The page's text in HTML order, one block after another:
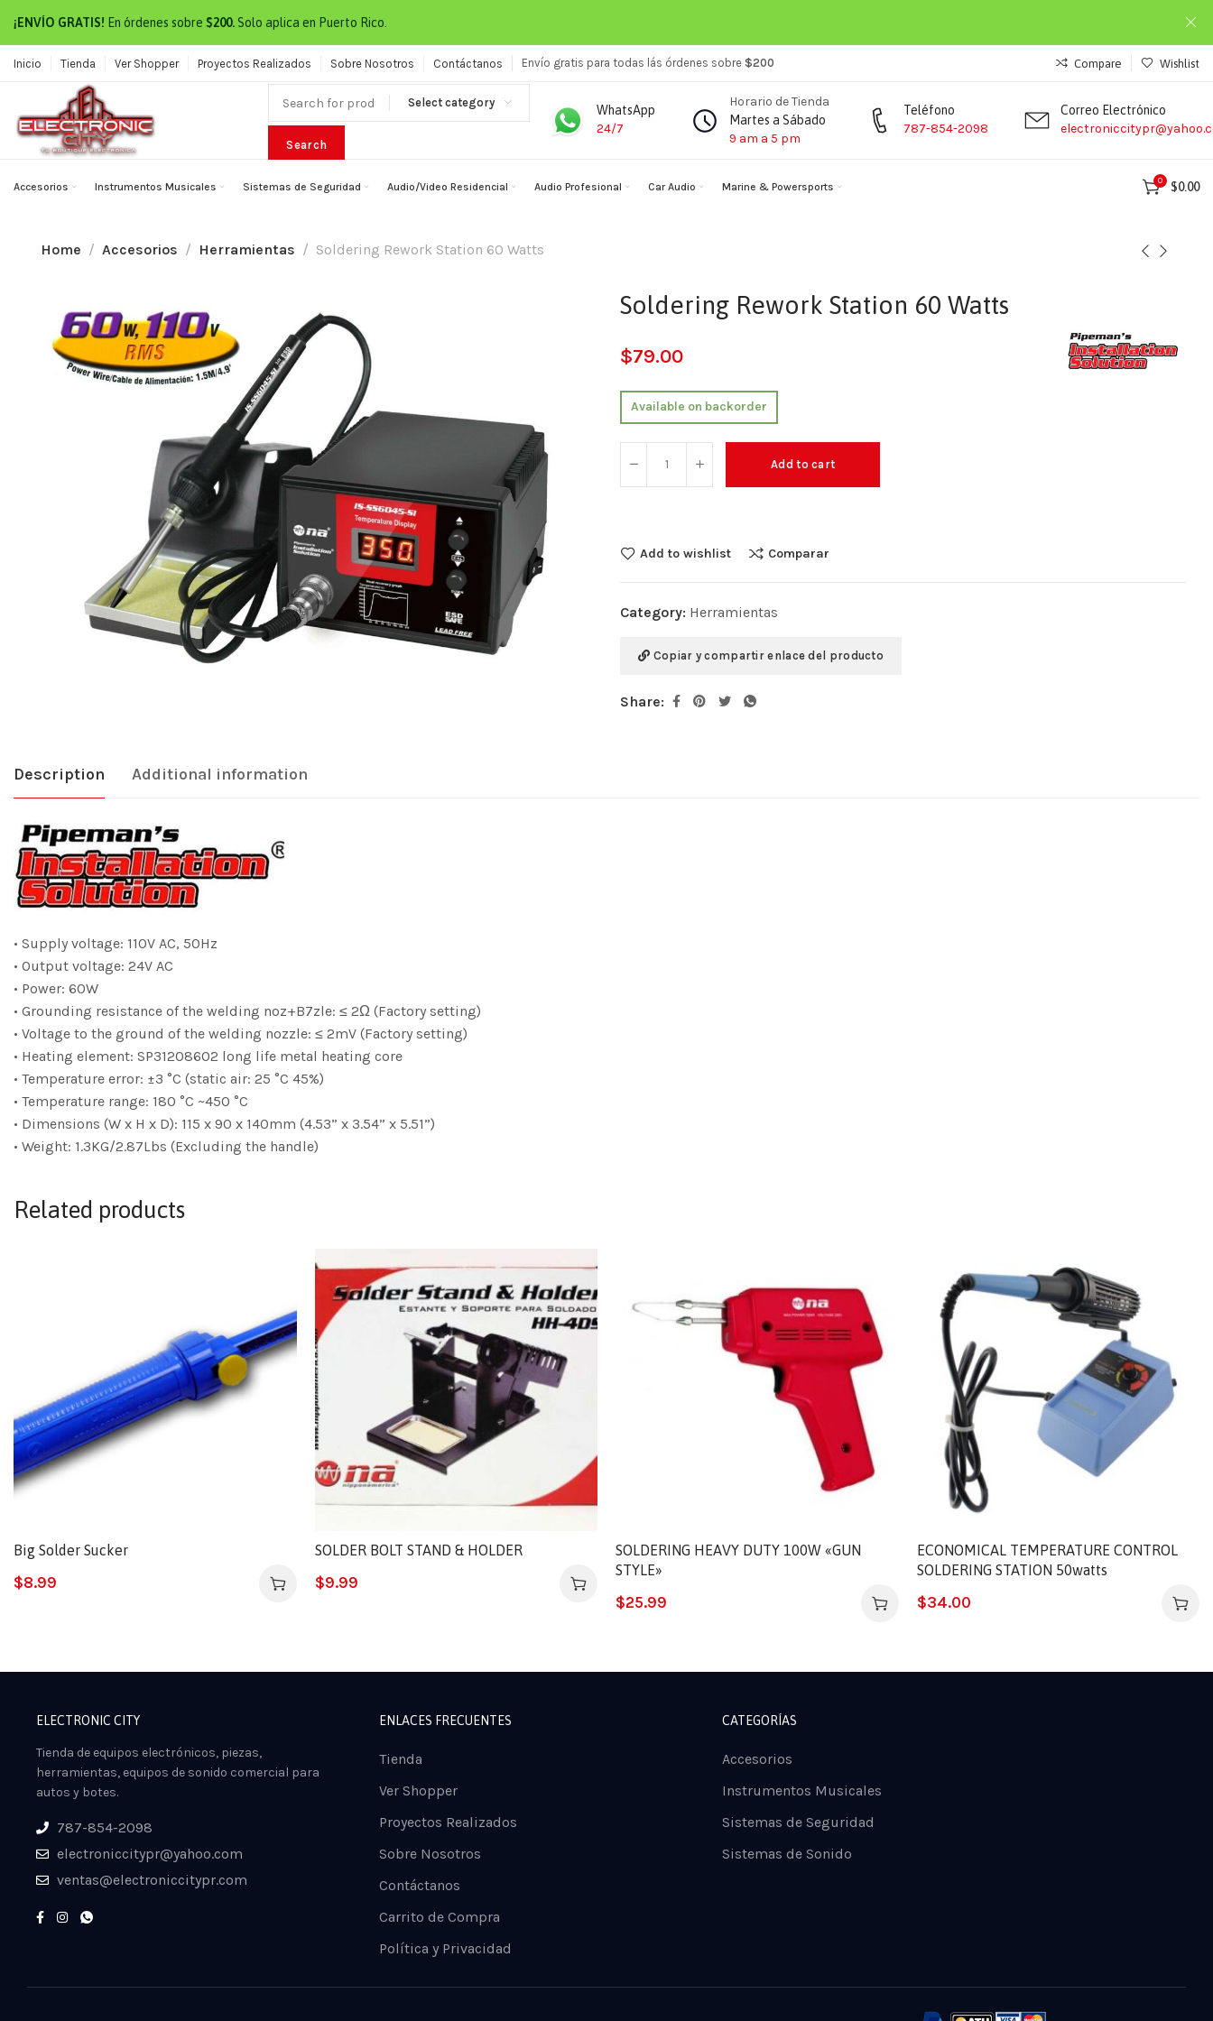
¡ENVÍO GRATIS! En órdenes sobre $200. Solo aplica en Puerto Rico.
Inicio Tienda Ver Shopper Proyectos Realizados Sobre Nosotros Contáctanos Envío gratis para todas lás órdenes sobre $200 Compare Wishlist
Select category
Search
WhatsApp
24/7
Horario de Tienda
Martes a Sábado
9 am a 5 pm
Teléfono
787-854-2098
Correo Electrónico
Accesorios Instrumentos Musicales Sistemas de Seguridad Audio/Video Residencial Audio Profesional Car Audio Marine & Powersports 0 $0.00
Home Accesorios Herramientas Soldering Rework Station 60 Watts
Soldering Rework Station 60 Watts
$79.00
Available on backorder
Add to cart
Add to wishlist Comparar
Category: Herramientas
Copiar y compartir enlace del producto
Share:
Description Additional information
• Supply voltage: 110V AC, 50Hz
• Output voltage: 24V AC
• Power: 60W
• Grounding resistance of the welding noz+B7zle: ≤ 2Ω (Factory setting)
• Voltage to the ground of the welding nozzle: ≤ 2mV (Factory setting)
• Heating element: SP31208602 long life metal heating core
• Temperature error: ±3 °C (static air: 25 °C 45%)
• Temperature range: 180 °C ~450 °C
• Dimensions (W x H x D): 115 x 90 x 140mm (4.53” x 3.54” x 5.51”)
• Weight: 1.3KG/2.87Lbs (Excluding the handle)
Related products
Big Solder Sucker
$8.99
SOLDER BOLT STAND & HOLDER
$9.99
SOLDERING HEAVY DUTY 100W «GUN
STYLE»
$25.99
ECONOMICAL TEMPERATURE CONTROL
SOLDERING STATION 50watts
$34.00
ELECTRONIC CITY
Tienda de equipos electrónicos, piezas,
herramientas, equipos de sonido comercial para
autos y botes.
787-854-2098
electroniccitypr@yahoo.com
ventas@electroniccitypr.com
ENLACES FRECUENTES
Tienda
Ver Shopper
Proyectos Realizados
Sobre Nosotros
Contáctanos
Carrito de Compra
Política y Privacidad
CATEGORÍAS
Accesorios
Instrumentos Musicales
Sistemas de Seguridad
Sistemas de Sonido